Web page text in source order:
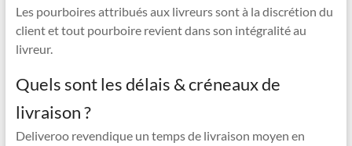
Les pourboires attribués aux livreurs sont à la discrétion du
client et tout pourboire revient dans son intégralité au
livreur.
Quels sont les délais & créneaux de
livraison ?
Deliveroo revendique un temps de livraison moyen en